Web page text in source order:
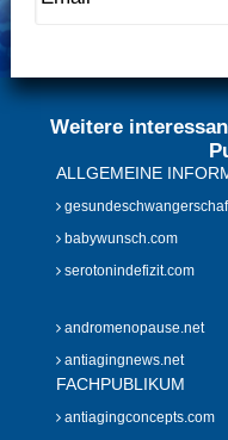
Weitere
ALLGEMEINE
babywunsch.com
serotonindefizit.com
andromenopause.net
antiagingnews.net
FACHPUBLIKUM
antiagingconcepts.com